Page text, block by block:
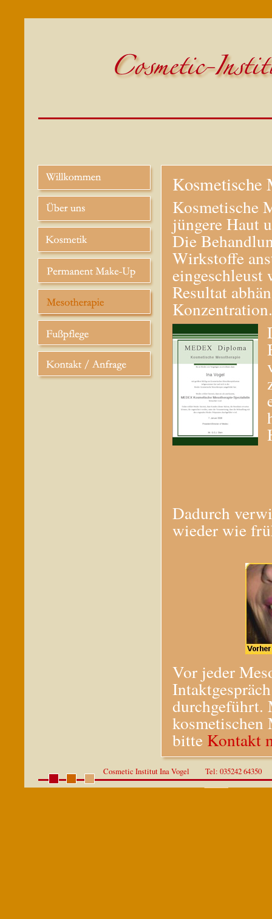
Kosmetische
Kosmetische
jüngere Haut
Die
Wirkstoffe
eingeschleust
Resultat
Konzentration.
Dadurch
wieder wie
Vor jeder
durchgeführt.
kosmetischen
bitte Kontakt
Cosmetic Institut Ina Vogel Tel: 035242 64350